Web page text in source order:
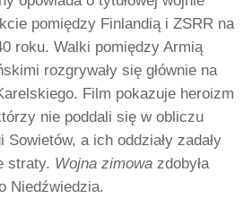
pomiędzy Finlandią i ZSRR na
roku. Walki pomiędzy Armią
rozgrywały się głównie na
Film pokazuje heroizm
nie poddali się w obliczu
a ich oddziały zadały
straty. Wojna zimowa zdobyła
Niedźwiedzia.